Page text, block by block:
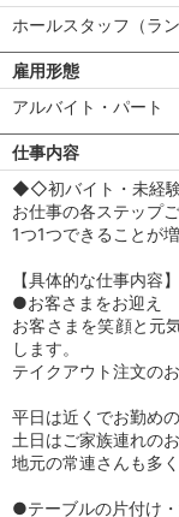
ホールスタッフ（ラン
雇用形態
アルバイト・パート
仕事内容
◆◇初バイト・未経
お仕事の各ステップ
1つ1つできることが
【具体的な仕事内容】
●お客さまをお迎え
お客さまを笑顔と元
します。
テイクアウト注文の
平日は近くでお勤めの
土日はご家族連れの
地元の常連さんも多
●テーブルの片付け